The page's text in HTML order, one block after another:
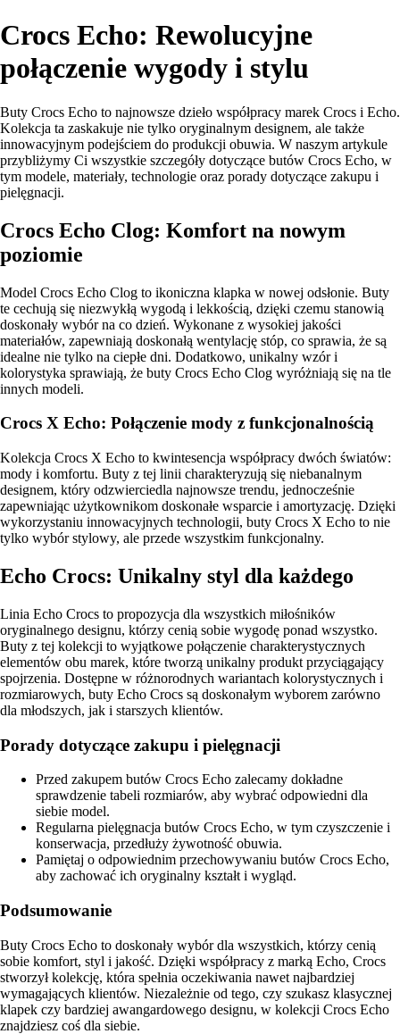
Crocs Echo: Rewolucyjne
połączenie wygody i stylu
Buty Crocs Echo to najnowsze dzieło współpracy marek Crocs i Echo.
Kolekcja ta zaskakuje nie tylko oryginalnym designem, ale także
innowacyjnym podejściem do produkcji obuwia. W naszym artykule
przybliżymy Ci wszystkie szczegóły dotyczące butów Crocs Echo, w
tym modele, materiały, technologie oraz porady dotyczące zakupu i
pielęgnacji.
Crocs Echo Clog: Komfort na nowym
poziomie
Model Crocs Echo Clog to ikoniczna klapka w nowej odsłonie. Buty
te cechują się niezwykłą wygodą i lekkością, dzięki czemu stanowią
doskonały wybór na co dzień. Wykonane z wysokiej jakości
materiałów, zapewniają doskonałą wentylację stóp, co sprawia, że są
idealne nie tylko na ciepłe dni. Dodatkowo, unikalny wzór i
kolorystyka sprawiają, że buty Crocs Echo Clog wyróżniają się na tle
innych modeli.
Crocs X Echo: Połączenie mody z funkcjonalnością
Kolekcja Crocs X Echo to kwintesencja współpracy dwóch światów:
mody i komfortu. Buty z tej linii charakteryzują się niebanalnym
designem, który odzwierciedla najnowsze trendu, jednocześnie
zapewniając użytkownikom doskonałe wsparcie i amortyzację. Dzięki
wykorzystaniu innowacyjnych technologii, buty Crocs X Echo to nie
tylko wybór stylowy, ale przede wszystkim funkcjonalny.
Echo Crocs: Unikalny styl dla każdego
Linia Echo Crocs to propozycja dla wszystkich miłośników
oryginalnego designu, którzy cenią sobie wygodę ponad wszystko.
Buty z tej kolekcji to wyjątkowe połączenie charakterystycznych
elementów obu marek, które tworzą unikalny produkt przyciągający
spojrzenia. Dostępne w różnorodnych wariantach kolorystycznych i
rozmiarowych, buty Echo Crocs są doskonałym wyborem zarówno
dla młodszych, jak i starszych klientów.
Porady dotyczące zakupu i pielęgnacji
Przed zakupem butów Crocs Echo zalecamy dokładne
sprawdzenie tabeli rozmiarów, aby wybrać odpowiedni dla
siebie model.
Regularna pielęgnacja butów Crocs Echo, w tym czyszczenie i
konserwacja, przedłuży żywotność obuwia.
Pamiętaj o odpowiednim przechowywaniu butów Crocs Echo,
aby zachować ich oryginalny kształt i wygląd.
Podsumowanie
Buty Crocs Echo to doskonały wybór dla wszystkich, którzy cenią
sobie komfort, styl i jakość. Dzięki współpracy z marką Echo, Crocs
stworzył kolekcję, która spełnia oczekiwania nawet najbardziej
wymagających klientów. Niezależnie od tego, czy szukasz klasycznej
klapek czy bardziej awangardowego designu, w kolekcji Crocs Echo
znajdziesz coś dla siebie.